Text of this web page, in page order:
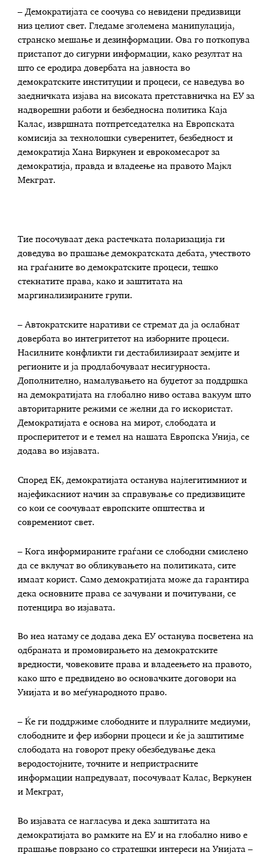
– Демократијата се соочува со невидени предизвици
низ целиот свет. Гледаме зголемена манипулација,
странско мешање и дезинформации. Ова го поткопува
пристапот до сигурни информации, како резултат на
што се еродира довербата на јавноста во
демократските институции и процеси, се наведува во
заедничката изјава на високата претставничка на ЕУ за
надворешни работи и безбедносна политика Каја
Калас, извршната потпретседателка на Европската
комисија за технолошки суверенитет, безбедност и
демократија Хана Виркунен и еврокомесарот за
демократија, правда и владеење на правото Мајкл
Мекграт.
Тие посочуваат дека растечката поларизација ги
доведува во прашање демократската дебата, учеството
на граѓаните во демократските процеси, тешко
стекнатите права, како и заштитата на
маргинализираните групи.
– Автократските наративи се стремат да ја ослабнат
довербата во интегритетот на изборните процеси.
Насилните конфликти ги дестабилизираат земјите и
регионите и ја продлабочуваат несигурноста.
Дополнително, намалувањето на буџетот за поддршка
на демократијата на глобално ниво остава вакуум што
авторитарните режими се желни да го искористат.
Демократијата е основа на мирот, слободата и
просперитетот и е темел на нашата Европска Унија, се
додава во изјавата.
Според ЕК, демократијата останува најлегитимниот и
најефикасниот начин за справување со предизвиците
со кои се соочуваат европските општества и
современиот свет.
– Кога информираните граѓани се слободни смислено
да се вклучат во обликувањето на политиката, сите
имаат корист. Само демократијата може да гарантира
дека основните права се зачувани и почитувани, се
потенцира во изјавата.
Во неа натаму се додава дека ЕУ останува посветена на
одбраната и промовирањето на демократските
вредности, човековите права и владеењето на правото,
како што е предвидено во основачките договори на
Унијата и во меѓународното право.
– Ќе ги поддржиме слободните и плуралните медиуми,
слободните и фер изборни процеси и ќе ја заштитиме
слободата на говорот преку обезбедување дека
веродостојните, точните и непристрасните
информации напредуваат, посочуваат Калас, Веркунен
и Мекграт,
Во изјавата се нагласува и дека заштитата на
демократијата во рамките на ЕУ и на глобално ниво е
прашање поврзано со стратешки интереси на Унијата –